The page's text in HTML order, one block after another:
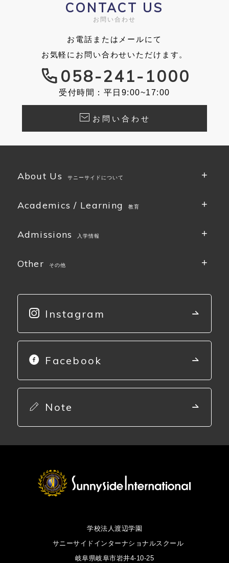
CONTACT US
お問い合わせ
お電話またはメールにて
お気軽にお問い合わせいただけます。
058-241-1000
受付時間：平日9:00~17:00
お問い合わせ
About Us サニーサイドについて
Academics / Learning 教育
Admissions 入学情報
Other その他
Instagram
Facebook
Note
学校法人渡辺学園
サニーサイドインターナショナルスクール
岐阜県岐阜市岩井4-10-25